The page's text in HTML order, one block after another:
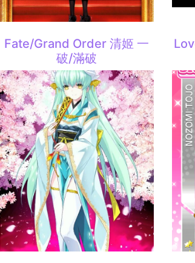
Fate/Grand Order 清姬 一
破/滿破